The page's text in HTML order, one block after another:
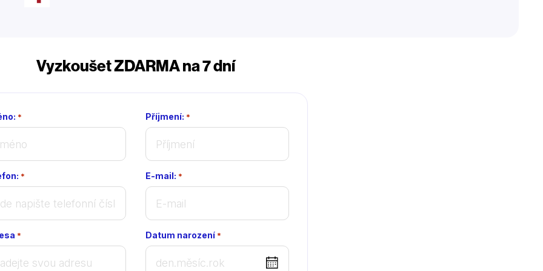
Vyzkoušet ZDARMA na 7 dní
* Příjmení: *
* E-mail: *
* Datum narození *
DD